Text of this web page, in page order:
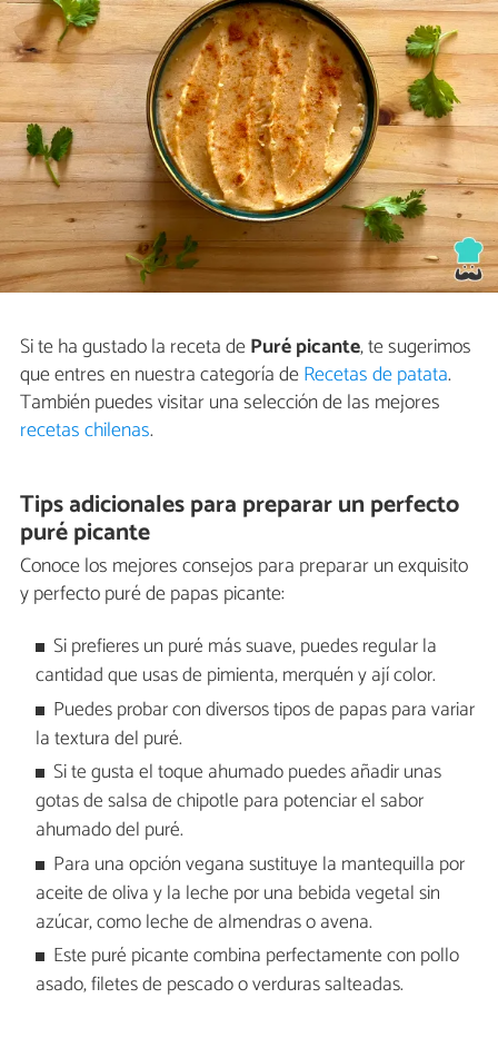
Si te ha gustado la receta dePuré picante, te sugerimos
que entres en nuestra categoría deRecetas de patata.
También puedes visitar una selección de las mejores
recetas chilenas.
Tips adicionales para preparar un perfecto
puré picante
Conoce los mejores consejos para preparar un exquisito
y perfecto puré de papas picante:
Si prefieres un puré más suave, puedes regular la
cantidad que usas de pimienta, merquén y ají color.
Puedes probar con diversos tipos de papas para variar
la textura del puré.
Si te gusta el toque ahumado puedes añadir unas
gotas de salsa de chipotle para potenciar el sabor
ahumado del puré.
Para una opción vegana sustituye la mantequilla por
aceite de oliva y la leche por una bebida vegetal sin
azúcar, como leche de almendras o avena.
Este puré picante combina perfectamente con pollo
asado, filetes de pescado o verduras salteadas.